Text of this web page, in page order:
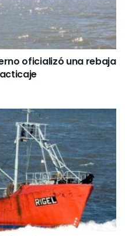
oficializó una rebaja